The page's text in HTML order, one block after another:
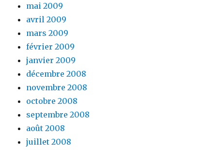
mai 2009
avril 2009
mars 2009
février 2009
janvier 2009
décembre 2008
novembre 2008
octobre 2008
septembre 2008
août 2008
juillet 2008